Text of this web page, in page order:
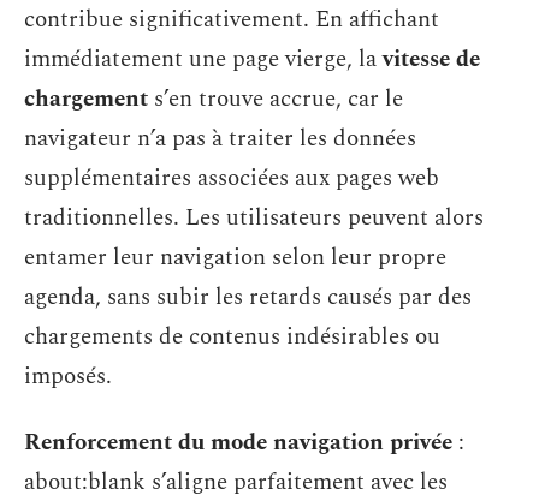
contribue significativement. En affichant
immédiatement une page vierge, lavitesse de
chargement s’en trouve accrue, car le
navigateur n’a pas à traiter les données
supplémentaires associées aux pages web
traditionnelles. Les utilisateurs peuvent alors
entamer leur navigation selon leur propre
agenda, sans subir les retards causés par des
chargements de contenus indésirables ou
imposés.
Renforcement du mode navigation privée :
about:blank s’aligne parfaitement avec les